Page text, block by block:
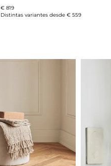
€ 819
Distintas variantes desde € 559